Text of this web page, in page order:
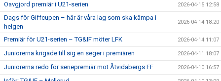
Oavgjord premiär i U21-serien 2026-04-15 12:58
Dags för Giffcupen – här är våra lag som ska kämpa i
helgen
2026-04-14 18:20
Premiär för U21-serien – TG&IF möter LFK 2026-04-14 11:07
Juniorerna krigade till sig en seger i premiären 2026-04-11 18:07
Juniorerna redo för seriepremiär mot Åtvidabergs FF 2026-04-10 16:57